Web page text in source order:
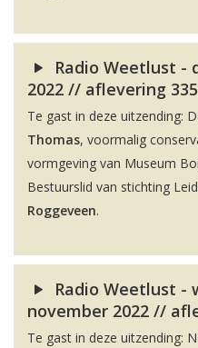
Radio Weetlust -
2022 // aflevering
Te gast in deze uitzending:
Thomas, voormalig
vormgeving van Museum
Bestuurslid van stichting
Roggeveen.
Radio Weetlust -
november 2022 //
Te gast in deze uitzending: